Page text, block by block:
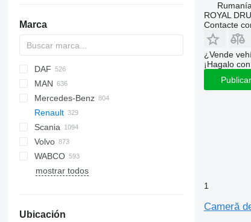
Marca
C-series
DAF
CF
LF
XD
XF
XG
BF
2000
Cargo
F-MAX
Transit
Daily
EuroCargo
EuroStar
Eurorider
Eurotech
Eurotrakker
S-Way
Turbo Daily
ELF
NKR
Carnival
LTM
MAN
A-series
F90
L2000
LE
Lion's series
TGA
TGS
Mercedes-Benz
A-Class
Actros
Antos
Arocs
Atego
LK
Canter
D-series
Atleon
Cabstar
NT
Porter
Renault
D-series
K-series
Kerax
Magnum
Midliner
Scania
K-series
P-series
R-series
LT
Volvo
A-series
B-series
FL
WABCO
mostrar todos
Ubicación
ROYAL
Contacte
¿Vende
¡Hagalo
1
Cameră